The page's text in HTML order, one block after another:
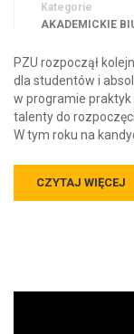
Kategorie
AKADEMICKIE
PZU rozpoczął
dla studentów i
w programie praktyk
talenty do
W tym roku na
CZYTAJ WIĘCEJ